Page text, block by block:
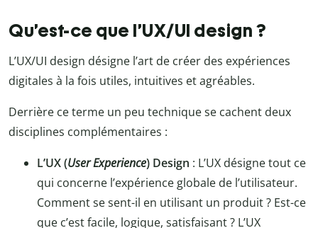
Qu’est-ce que l’UX/UI design ?
L’UX/UI design désigne l’art de créer des expériences
digitales à la fois utiles, intuitives et agréables.
Derrière ce terme un peu technique se cachent deux
disciplines complémentaires :
L’UX (User Experience) Design : L’UX désigne tout ce
qui concerne l’expérience globale de l’utilisateur.
Comment se sent-il en utilisant un produit ? Est-ce
que c’est facile, logique, satisfaisant ? L’UX